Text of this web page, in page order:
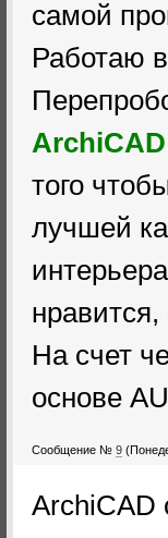
самой
Работаю
ArchiCAD
того
лучшей
нравится,
На счет
основе
Сообщение № 9
ArchiCAD